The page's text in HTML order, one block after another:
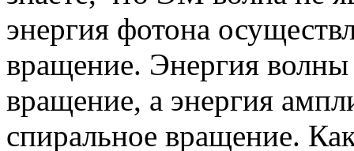
энергия фотона
вращение. Энергия волны
вращение, а энергия
спиральное вращение.